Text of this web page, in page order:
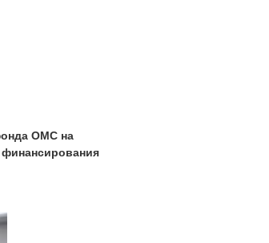
ОМС на